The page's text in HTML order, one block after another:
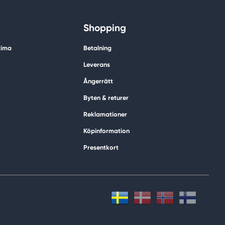
Shopping
Betalning
Leverans
Ångerrätt
Byten & returer
Reklamationer
Köpinformation
Presentkort